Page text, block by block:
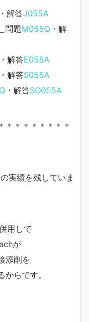
・解答J055A
問題M055Q ・解
・解答E055A
・解答S055A
・解答SO055A
＊＊＊＊＊＊＊＊
の実績を残していま
用して
が
添削を
からです。